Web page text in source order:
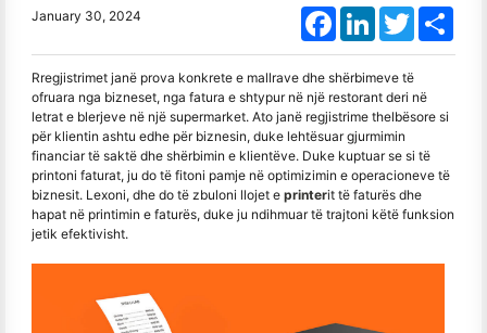
January 30, 2024 FacebookLinkedInTwitter
Rregjistrimet janë prova konkrete e mallrave dhe shërbimeve të
ofruara nga bizneset, nga fatura e shtypur në një restorant deri në
letrat e blerjeve në një supermarket. Ato janë regjistrime thelbësore si
për klientin ashtu edhe për biznesin, duke lehtësuar gjurmimin
financiar të saktë dhe shërbimin e klientëve. Duke kuptuar se si të
printoni faturat, ju do të fitoni pamje në optimizimin e operacioneve të
biznesit. Lexoni, dhe do të zbuloni llojet e printerit të faturës dhe
hapat në printimin e faturës, duke ju ndihmuar të trajtoni këtë funksion
jetik efektivisht.